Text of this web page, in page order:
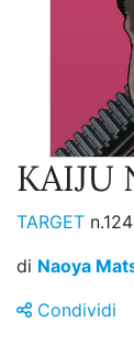
KAIJU
TARGET n.124
di Naoya
Condividi